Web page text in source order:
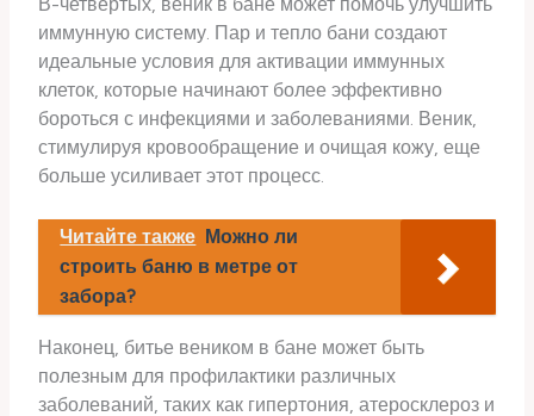
иммунную систему. Пар и тепло бани создают
идеальные условия для активации иммунных
клеток, которые начинают более эффективно
бороться с инфекциями и заболеваниями. Веник,
стимулируя кровообращение и очищая кожу, еще
больше усиливает этот процесс.
Читайте также Можно ли
строить баню в метре от
забора?
Наконец, битье веником в бане может быть
полезным для профилактики различных
заболеваний, таких как гипертония, атеросклероз и